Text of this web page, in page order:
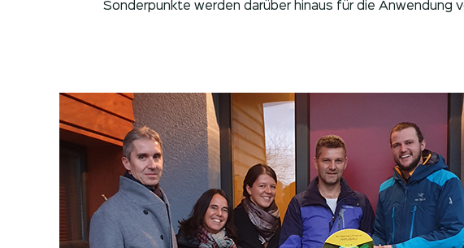
Sonderpunkte werden darüber hinaus für die